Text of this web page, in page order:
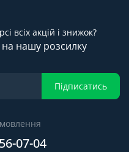
всіх акцій і знижок?
на нашу розсилку
Підписатись
07-04